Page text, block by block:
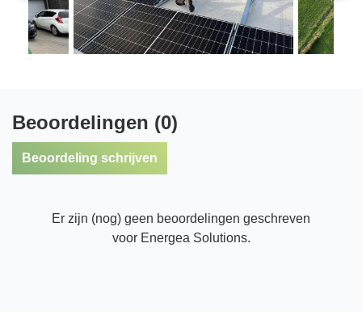
Beoordelingen (0)
Beoordeling schrijven
Er zijn (nog) geen beoordelingen geschreven
voor Energea Solutions.